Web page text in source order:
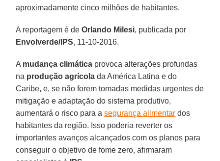
aproximadamente cinco milhões de habitantes.
A reportagem é deOrlando Milesi, publicada por
Envolverde/IPS, 11-10-2016.
A mudança climática provoca alterações profundas
na produção agrícola da América Latina e do
Caribe, e, se não forem tomadas medidas urgentes de
mitigação e adaptação do sistema produtivo,
aumentará o risco para asegurança alimentar dos
habitantes da região. Isso poderia reverter os
importantes avanços alcançados com os planos para
conseguir o objetivo de fome zero, afirmaram